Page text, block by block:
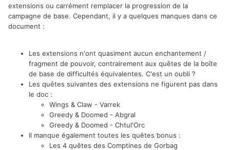
extensions ou carrément remplacer la progression de la
campagne de base. Cependant, il y a quelques manques dans ce
document :
Les extensions n'ont quasiment aucun enchantement /
fragment de pouvoir, contrairement aux quêtes de la boîte
de base de difficultés équivalentes. C'est un oubli ?
Les quêtes suivantes des extensions ne figurent pas dans
le doc :
Wings & Claw - Varrek
Greedy & Doomed - Abgral
Greedy & Doomed - Chtul'Orc
Il manque également toutes les quêtes bonus :
Les 4 quêtes des Comptines de Gorbag